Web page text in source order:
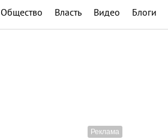
Общество Власть Видео Блоги